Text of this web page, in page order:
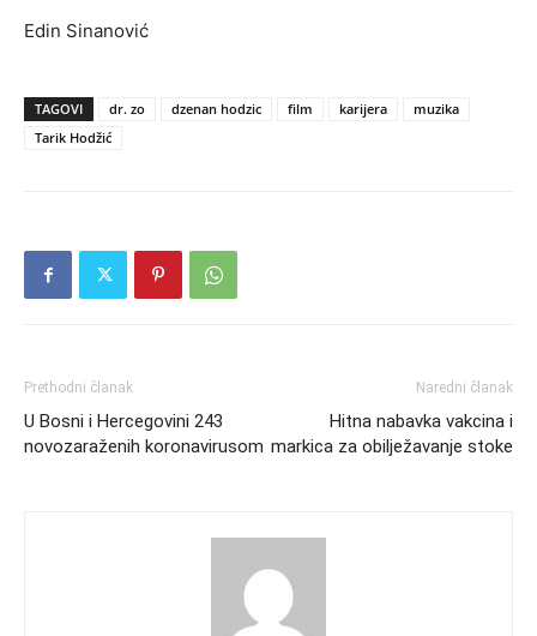
Edin Sinanović
TAGOVI dr. zo dzenan hodzic film karijera
muzika
Tarik Hodžić
Prethodni članak
U Bosni i Hercegovini 243
novozaraženih koronavirusom
Naredni članak
Hitna nabavka vakcina i
markica za obilježavanje stoke